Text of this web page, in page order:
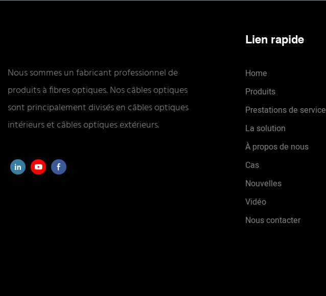
Nous sommes un fabricant professionnel de
produits à fibres optiques. Nos câbles optiques
sont principalement divisés en câbles optiques
intérieurs et câbles optiques extérieurs.
Lien rapide
Home
Produits
Prestations de service
La solution
À propos de nous
Cas
Nouvelles
Vidéo
Nous contacter